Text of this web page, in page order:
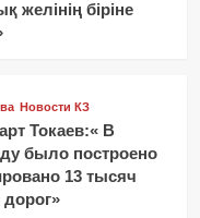
желінің біріне
Новости КЗ
Токаев:« В
было построено
13 тысяч